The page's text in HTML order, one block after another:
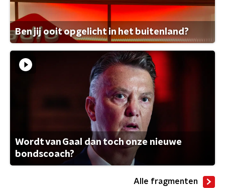
Ben jij ooit opgelicht in het buitenland?
Wordt van Gaal dan toch onze nieuwe
bondscoach?
Alle fragmenten